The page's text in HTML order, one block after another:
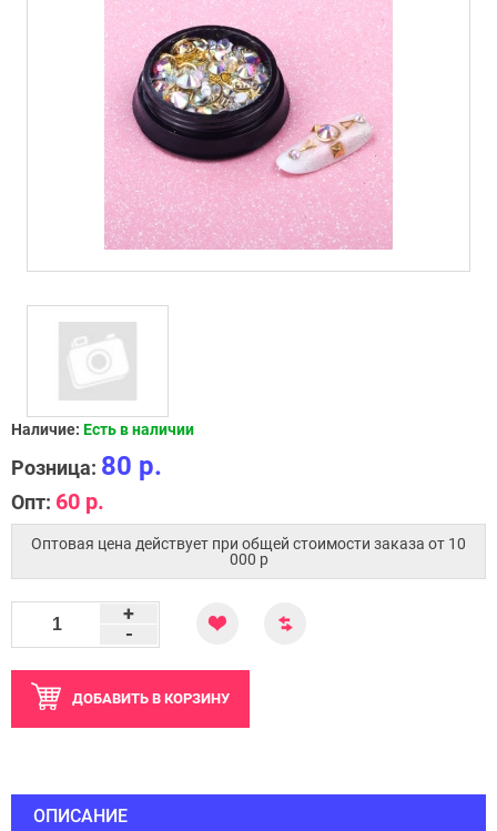
Наличие: Есть в наличии
Розница: 80 р.
Опт: 60 р.
Оптовая цена действует при общей стоимости заказа от 10
000 p
-
+
ДОБАВИТЬ В КОРЗИНУ
ОПИСАНИЕ